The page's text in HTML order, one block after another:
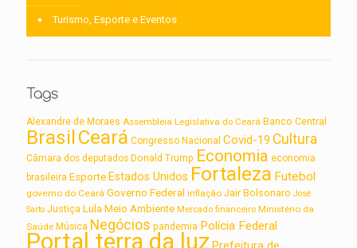
Turismo, Esporte e Eventos
Tags
Alexandre de Moraes Assembleia Legislativa do Ceará Banco Central
BrasilCeará Congresso Nacional Covid-19 Cultura
Câmara dos deputados Donald Trump Economia economia
brasileira Esporte Estados Unidos Fortaleza Futebol
governo do Ceará Governo Federal inflação Jair Bolsonaro José
Sarto Justiça Lula Meio Ambiente Mercado financeiro Ministério da
Saúde Música Negócios pandemia Polícia Federal
Portal terra da luz